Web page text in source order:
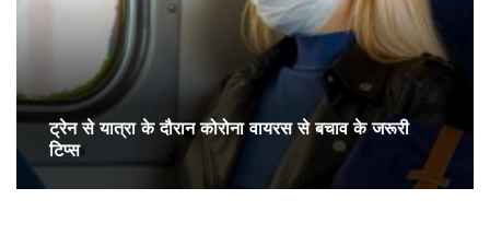
ट्रेन से यात्रा के दौरान कोरोना वायरस से बचाव के जरूरी
टिप्‍स